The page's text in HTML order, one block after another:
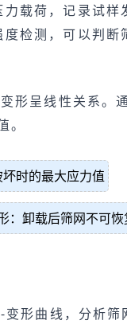
载荷，记录试样
检测，可以判断
形呈线性关系。
时的最大应力值
：卸载后筛网不可
形曲线，分析筛